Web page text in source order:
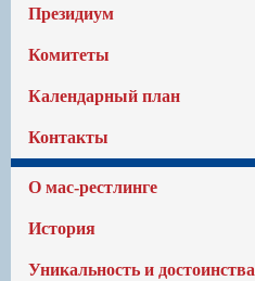
Президиум
Комитеты
Календарный план
Контакты
О мас-рестлинге
История
Уникальность и достоинства